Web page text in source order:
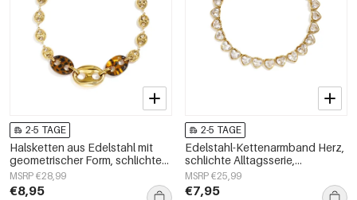
2-5 TAGE
Halsketten aus Edelstahl mit
geometrischer Form, schlichte
Alltags-Serie, Damenschmuck
MSRP €28,99
€8,95
2-5 TAGE
Edelstahl-Kettenarmband Herz,
schlichte Alltagsserie,
Damenschmuck
MSRP €25,99
€7,95